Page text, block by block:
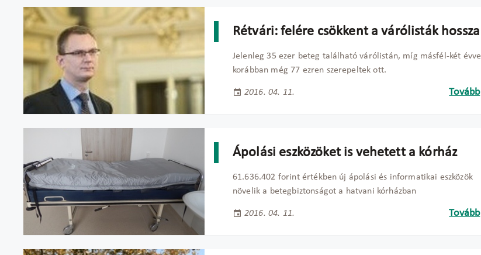
Rétvári: felére csökkent a várólisták hossza
Jelenleg 35 ezer beteg található várólistán, míg másfél-két évvel
korábban még 77 ezren szerepeltek ott.
2016. 04. 11. Tovább
Ápolási eszközöket is vehetett a kórház
61.636.402 forint értékben új ápolási és informatikai eszközök
növelik a betegbiztonságot a hatvani kórházban
2016. 04. 11. Tovább